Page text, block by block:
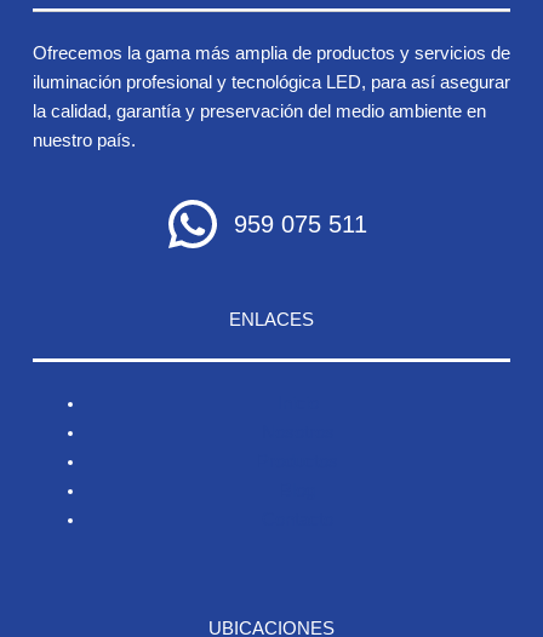
Ofrecemos la gama más amplia de productos y servicios de
iluminación profesional y tecnológica LED, para así asegurar
la calidad, garantía y preservación del medio ambiente en
nuestro país.
959 075 511
ENLACES
UBICACIONES